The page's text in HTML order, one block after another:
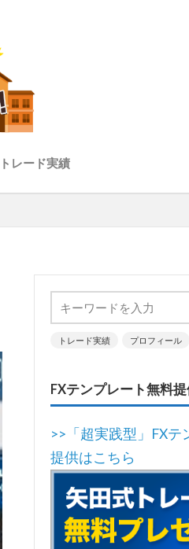
トレード実績
トレード実績 プロフィール
FXテンプレート無料提
>>「超実践型」FXテ
提供はこちら